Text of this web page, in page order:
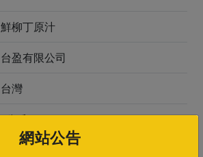
鮮柳丁原汁
台盈有限公司
台灣
1公斤
100%柳丁原汁
網站公告